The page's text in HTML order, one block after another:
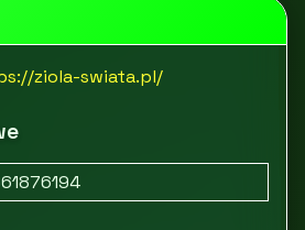
ziola-swiata.pl/